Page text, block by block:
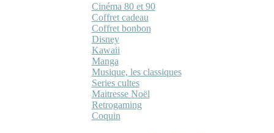
Cinéma 80 et 90
Coffret cadeau
Coffret bonbon
Disney
Kawaii
Manga
Musique, les classiques
Series cultes
Maitresse Noël
Retrogaming
Coquin